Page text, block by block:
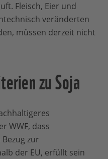
Fleisch, Eier und
veränderten
müssen derzeit nicht
zu Soja
WWF, dass
zur
der EU, erfüllt sein